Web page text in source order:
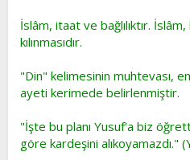
İslâm, itaat ve bağlılıktır.
kılınmasıdır.
"Din" kelimesinin muhtevası,
ayeti kerimede belirlenmiştir.
"İşte bu planı Yusuf'a biz
göre kardeşini alıkoyamazdı."